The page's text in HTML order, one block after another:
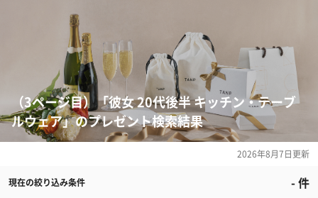
（3ページ目）「彼女 20代後半 キッチン・テーブ
ルウェア」のプレゼント検索結果
2026年8月7日更新
現在の絞り込み条件 -件